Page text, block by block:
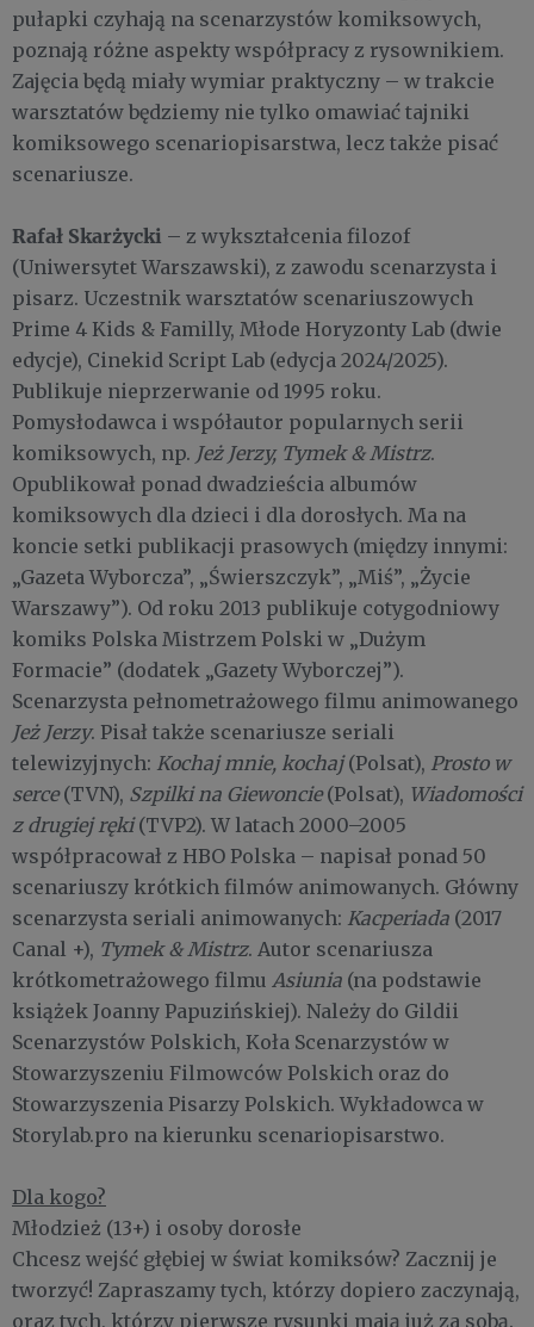
pułapki czyhają na scenarzystów komiksowych,
poznają różne aspekty współpracy z rysownikiem.
Zajęcia będą miały wymiar praktyczny – w trakcie
warsztatów będziemy nie tylko omawiać tajniki
komiksowego scenariopisarstwa, lecz także pisać
scenariusze.
Rafał Skarżycki – z wykształcenia filozof
(Uniwersytet Warszawski), z zawodu scenarzysta i
pisarz. Uczestnik warsztatów scenariuszowych
Prime 4 Kids & Familly, Młode Horyzonty Lab (dwie
edycje), Cinekid Script Lab (edycja 2024/2025).
Publikuje nieprzerwanie od 1995 roku.
Pomysłodawca i współautor popularnych serii
komiksowych, np. Jeż Jerzy, Tymek & Mistrz.
Opublikował ponad dwadzieścia albumów
komiksowych dla dzieci i dla dorosłych. Ma na
koncie setki publikacji prasowych (między innymi:
„Gazeta Wyborcza”, „Świerszczyk”, „Miś”, „Życie
Warszawy”). Od roku 2013 publikuje cotygodniowy
komiks Polska Mistrzem Polski w „Dużym
Formacie” (dodatek „Gazety Wyborczej”).
Scenarzysta pełnometrażowego filmu animowanego
Jeż Jerzy. Pisał także scenariusze seriali
telewizyjnych: Kochaj mnie, kochaj(Polsat), Prosto w
serce(TVN), Szpilki na Giewoncie(Polsat), Wiadomości
z drugiej ręki(TVP2). W latach 2000–2005
współpracował z HBO Polska – napisał ponad 50
scenariuszy krótkich filmów animowanych. Główny
scenarzysta seriali animowanych: Kacperiada (2017
Canal +), Tymek & Mistrz. Autor scenariusza
krótkometrażowego filmu Asiunia (na podstawie
książek Joanny Papuzińskiej). Należy do Gildii
Scenarzystów Polskich, Koła Scenarzystów w
Stowarzyszeniu Filmowców Polskich oraz do
Stowarzyszenia Pisarzy Polskich. Wykładowca w
Storylab.pro na kierunku scenariopisarstwo.
Dla kogo?
Młodzież (13+) i osoby dorosłe
Chcesz wejść głębiej w świat komiksów? Zacznij je
tworzyć! Zapraszamy tych, którzy dopiero zaczynają,
oraz tych, którzy pierwsze rysunki mają już za sobą.